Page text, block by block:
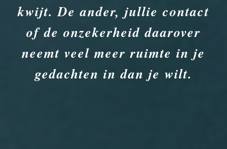
kwijt. De ander, jullie contact
of de onzekerheid daarover
neemt veel meer ruimte in je
gedachten in dan je wilt.